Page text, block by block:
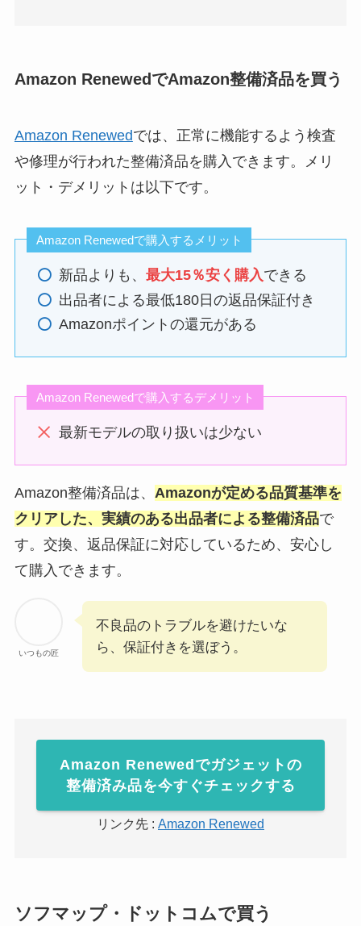
Amazon RenewedでAmazon整備済品を買う
Amazon Renewedでは、正常に機能するよう検査
や修理が行われた整備済品を購入できます。メリ
ット・デメリットは以下です。
Amazon Renewedで購入するメリット
新品よりも、 最大15％安く購入できる
出品者による最低180日の返品保証付き
Amazonポイントの還元がある
Amazon Renewedで購入するデメリット
最新モデルの取り扱いは少ない
Amazon整備済品は、 Amazonが定める品質基準を
クリアした、実績のある出品者による整備済品で
す。交換、返品保証に対応しているため、安心し
て購入できます。
いつもの匠
不良品のトラブルを避けたいな
ら、保証付きを選ぼう。
Amazon Renewedでガジェットの
整備済み品を今すぐチェックする
リンク先 : Amazon Renewed
ソフマップ・ドットコムで買う